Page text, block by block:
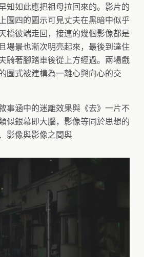
知如此應把祖母拉回來的。影片的
圖四的圖示可見丈夫在黑暗中似乎
橋彼端走回，接連的幾個影像都是
場景也漸次明亮起來，最後到達住
騎著腳踏車後從上方經過。兩場戲
圖式被建構為一離心與向心的交
事涵中的迷離效果與《去》一片不
似銀幕即大腦，影像等同於思想的
影像與影像之間與